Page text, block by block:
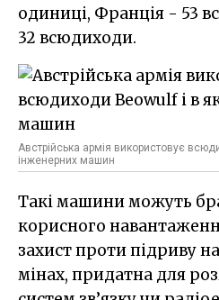
одиниці, Франція - 53
32 всюдиходи.
Австрійська армія використовує
інженерних машин
Такі машини можуть
корисного
захист проти підриву
мінах, придатна для